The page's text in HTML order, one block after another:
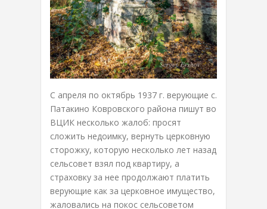
С апреля по октябрь 1937 г. верующие с.
Патакино Ковровского района пишут во
ВЦИК несколько жалоб: просят
сложить недоимку, вернуть церковную
сторожку, которую несколько лет назад
сельсовет взял под квартиру, а
страховку за нее продолжают платить
верующие как за церковное имущество,
жаловались на покос сельсоветом